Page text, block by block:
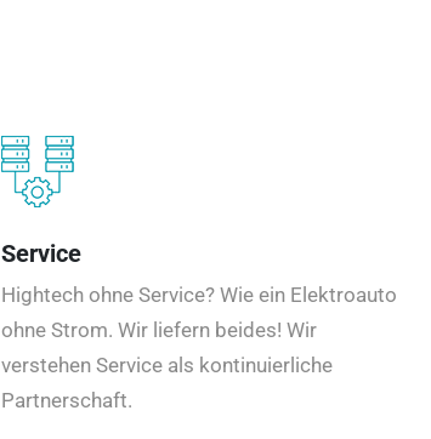
Service
Hightech ohne Service? Wie ein Elektroauto
ohne Strom. Wir liefern beides! Wir
verstehen Service als kontinuierliche
Partnerschaft.